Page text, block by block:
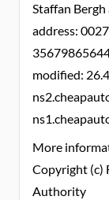
Staffan
address:
modified:
More
Copyright (c)
Authority